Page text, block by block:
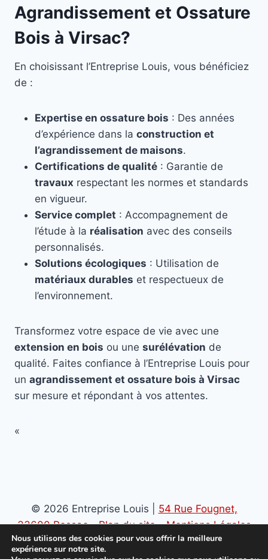
Agrandissement et Ossature
Bois à Virsac?
En choisissant l’Entreprise Louis, vous bénéficiez
de :
Expertise en ossature bois : Des années
d’expérience dans la construction et
l’agrandissement de maisons.
Certifications de qualité : Garantie de
travaux respectant les normes et standards
en vigueur.
Service complet : Accompagnement de
l’étude à la réalisation avec des conseils
personnalisés.
Solutions écologiques : Utilisation de
matériaux durables et respectueux de
l’environnement.
Transformez votre espace de vie avec une
extension en bois ou une surélévation de
qualité. Faites confiance à l’Entreprise Louis pour
un agrandissement et ossature bois à Virsac
sur mesure et répondant à vos attentes.
«
© 2026 Entreprise Louis | 54 Rue Fougnet,
33600 Pessac-Plan du site-Mentions Légales
-Politique de confidentialité
Nous utilisons des cookies pour vous offrir la meilleure
expérience sur notre site.